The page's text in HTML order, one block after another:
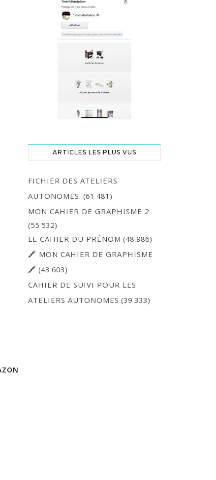
ARTICLES LES PLUS VUS
FICHIER DES ATELIERS
AUTONOMES. (61 481)
MON CAHIER DE GRAPHISME 2
(55 532)
LE CAHIER DU PRÉNOM (48 986)
🖍 MON CAHIER DE GRAPHISME
🖍 (43 603)
CAHIER DE SUIVI POUR LES
ATELIERS AUTONOMES (39 333)